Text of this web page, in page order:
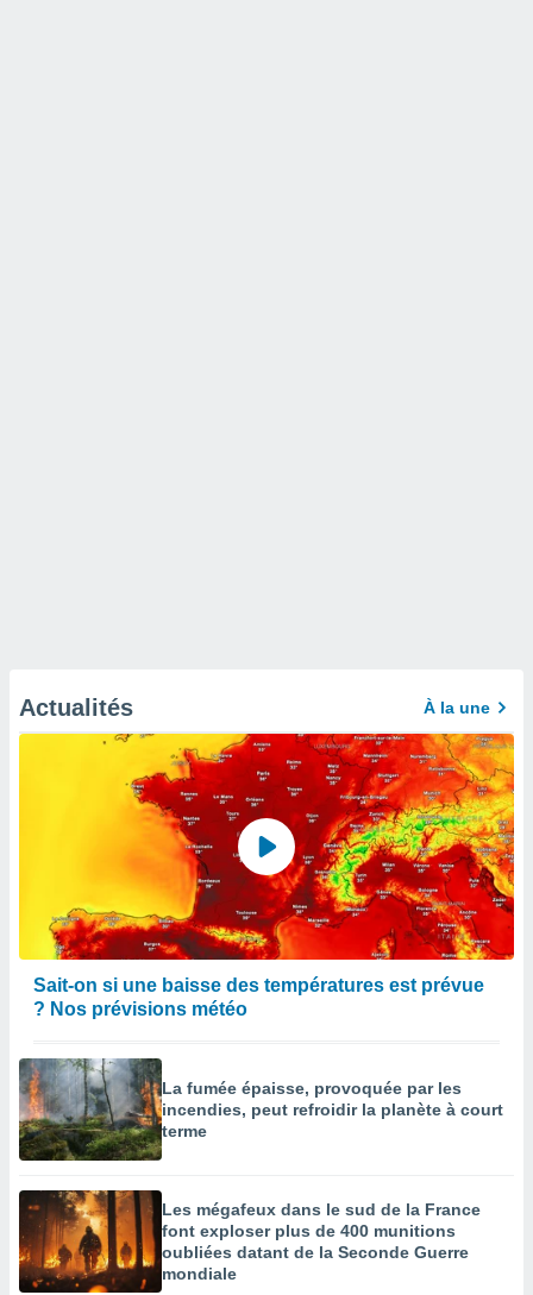
Actualités À la une
Sait-on si une baisse des températures est prévue
? Nos prévisions météo
La fumée épaisse, provoquée par les
incendies, peut refroidir la planète à court
terme
Les mégafeux dans le sud de la France
font exploser plus de 400 munitions
oubliées datant de la Seconde Guerre
mondiale